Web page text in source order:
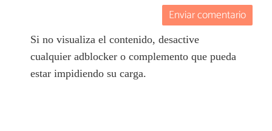
Enviar comentario
Si no visualiza el contenido, desactive
cualquier adblocker o complemento que pueda
estar impidiendo su carga.